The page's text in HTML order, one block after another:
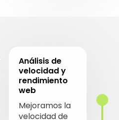
Análisis de
velocidad y
rendimiento
web
Mejoramos la
velocidad de